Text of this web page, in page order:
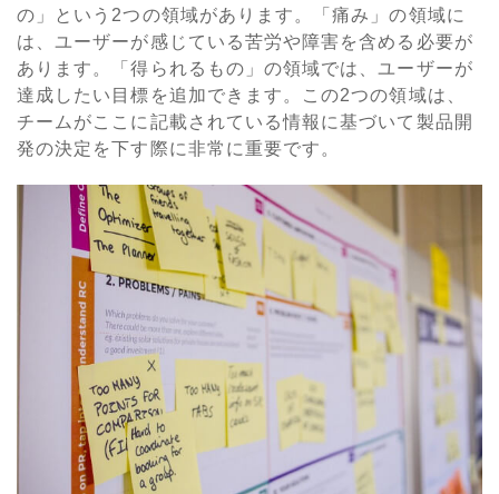
の」という2つの領域があります。「痛み」の領域に
は、ユーザーが感じている苦労や障害を含める必要が
あります。「得られるもの」の領域では、ユーザーが
達成したい目標を追加できます。この2つの領域は、
チームがここに記載されている情報に基づいて製品開
発の決定を下す際に非常に重要です。